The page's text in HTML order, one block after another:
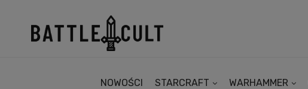
NOWOŚCI STARCRAFT WARHAMMER